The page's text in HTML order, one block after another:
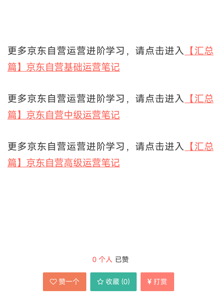
更多京东自营运营进阶学习，请点击进入 【汇总
篇】京东自营基础运营笔记
更多京东自营运营进阶学习，请点击进入 【汇总
篇】京东自营中级运营笔记
更多京东自营运营进阶学习，请点击进入 【汇总
篇】京东自营高级运营笔记
0 个人 已赞
赞一个 收藏 (0) 打赏